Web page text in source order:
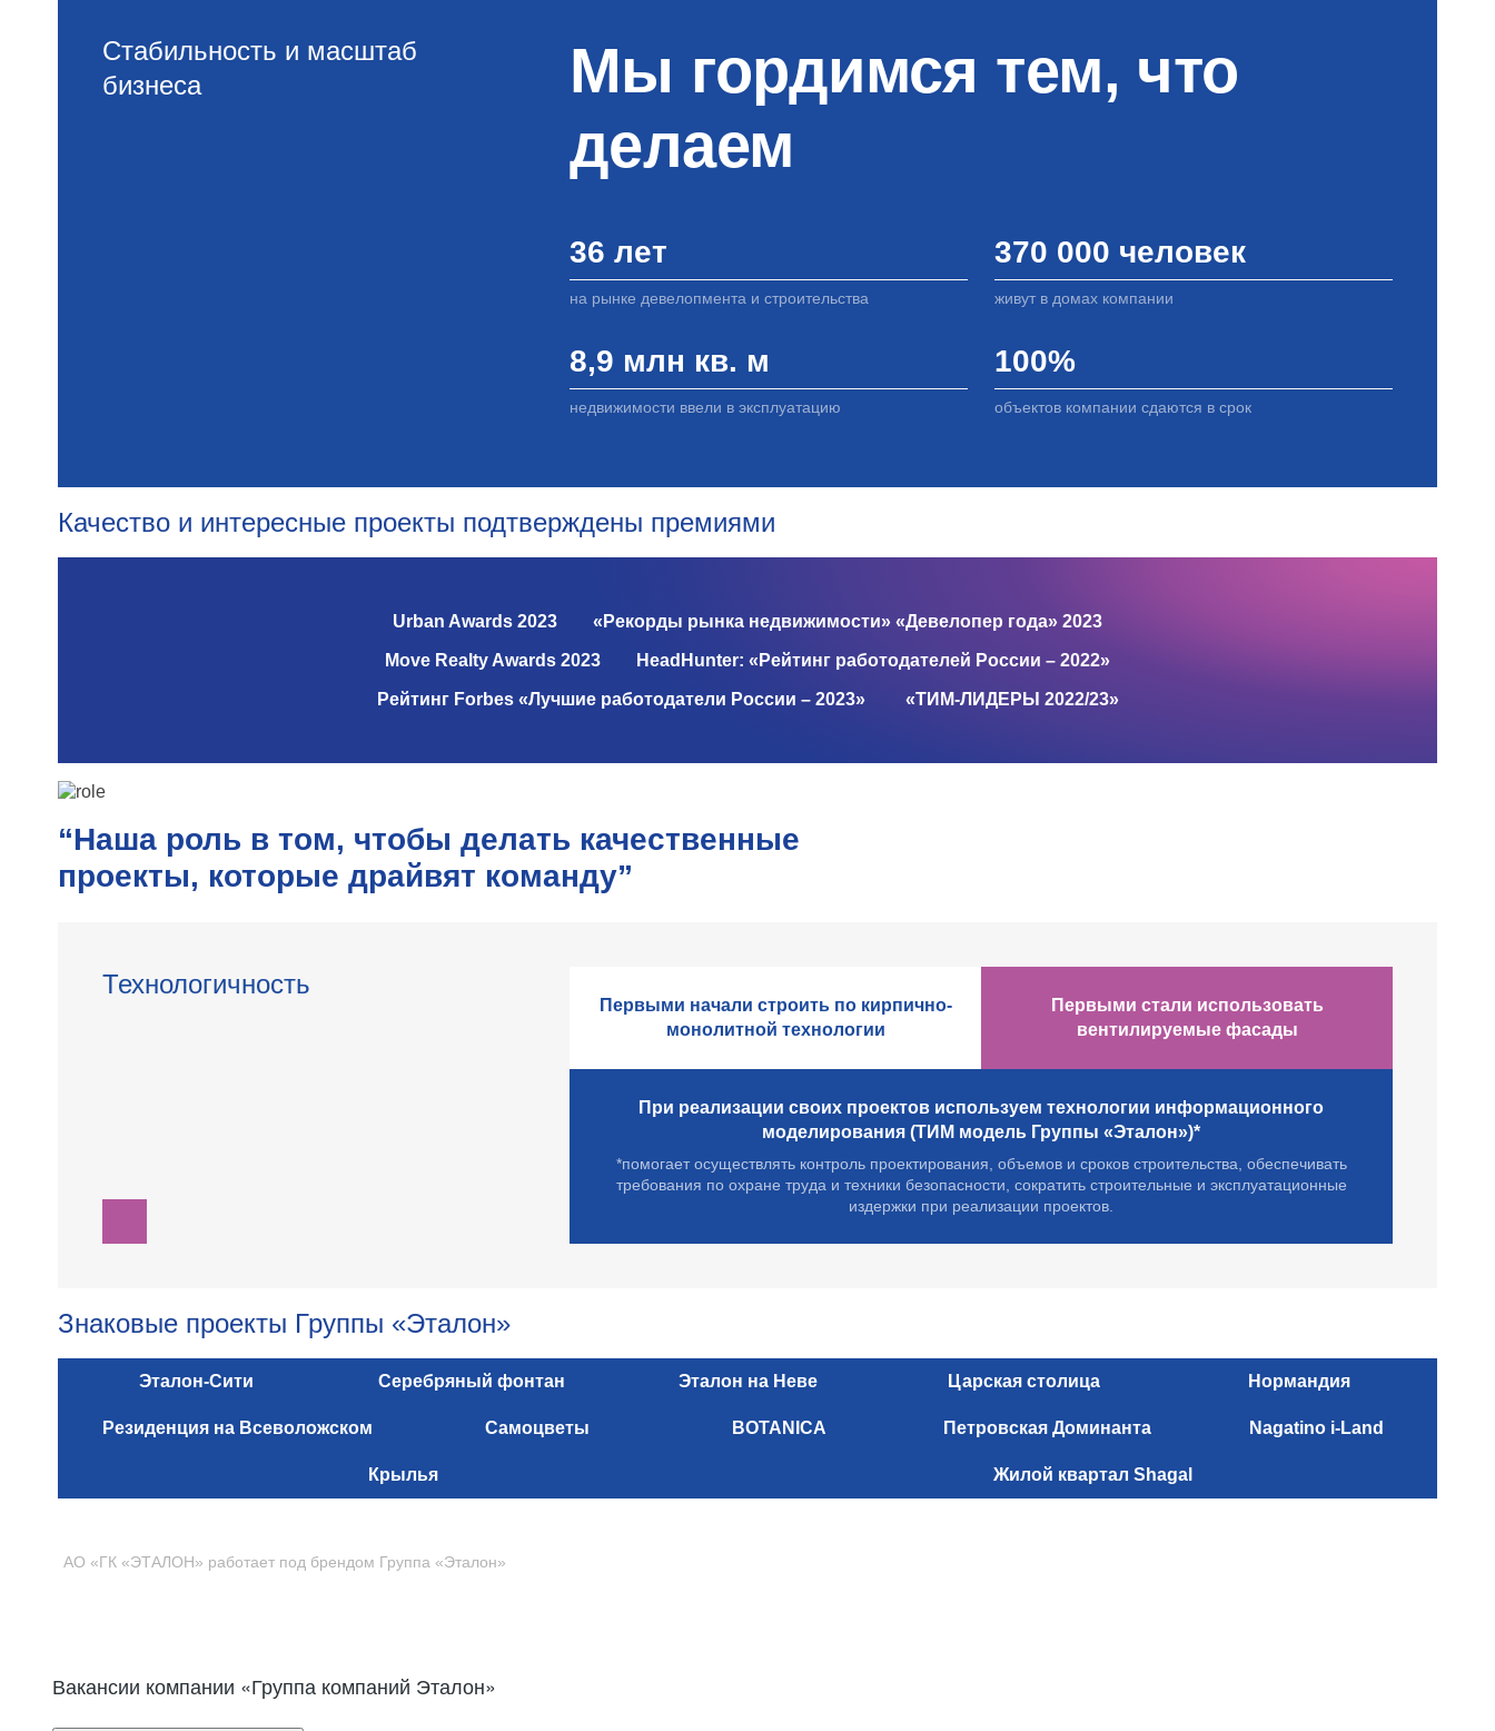
Стабильность и масштаб
бизнеса
Мы гордимся тем, что
делаем
36 лет
на рынке девелопмента и строительства
370 000 человек
живут в домах компании
8,9 млн кв. м
недвижимости ввели в эксплуатацию
100%
объектов компании сдаются в срок
Качество и интересные проекты подтверждены премиями
Urban Awards 2023 «Рекорды рынка недвижимости» «Девелопер года» 2023
Move Realty Awards 2023 HeadHunter: «Рейтинг работодателей России – 2022»
Рейтинг Forbes «Лучшие работодатели России – 2023» «ТИМ-ЛИДЕРЫ 2022/23»
“Наша роль в том, чтобы делать качественные
проекты, которые драйвят команду”
Технологичность
Первыми начали строить по кирпично-
монолитной технологии
Первыми стали использовать
вентилируемые фасады
При реализации своих проектов используем технологии информационного
моделирования (ТИМ модель Группы «Эталон»)*
*помогает осуществлять контроль проектирования, объемов и сроков строительства, обеспечивать
требования по охране труда и техники безопасности, сократить строительные и эксплуатационные
издержки при реализации проектов.
Знаковые проекты Группы «Эталон»
Эталон-Сити Серебряный фонтан Эталон на Неве Царская столица Нормандия
Резиденция на Всеволожском Самоцветы BOTANICA Петровская Доминанта Nagatino i-Land
Крылья Жилой квартал Shagal
АО «ГК «ЭТАЛОН» работает под брендом Группа «Эталон»
Вакансии компании «Группа компаний Эталон»